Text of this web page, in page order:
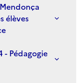
élèves
- Pédagogie